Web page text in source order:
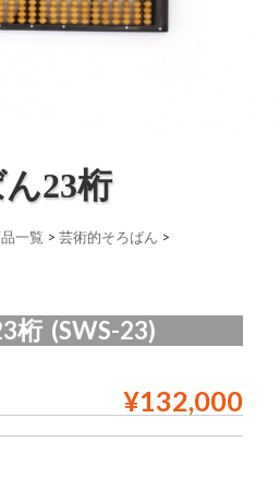
23桁
一覧 > 芸術的そろばん >
桁 (SWS-23)
¥132,000